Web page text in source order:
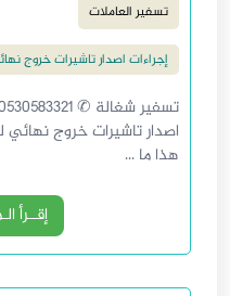
تسفير العاملات
إجراءات اصدار تاشيرات خروج
اصدار تاشيرات خروج
هذا ما ...
إقــرأ